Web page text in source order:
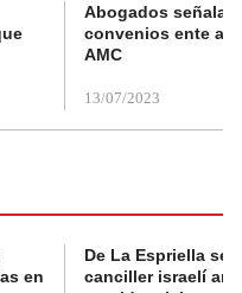
Abogados
convenios ente
AMC
13/07/2023
en
De La Espriella se
canciller israelí